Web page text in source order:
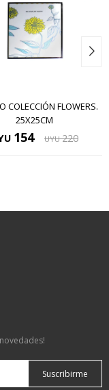
COLECCIÓN FLOWERS.
25X25CM
154 UYU 220
Suscribirme